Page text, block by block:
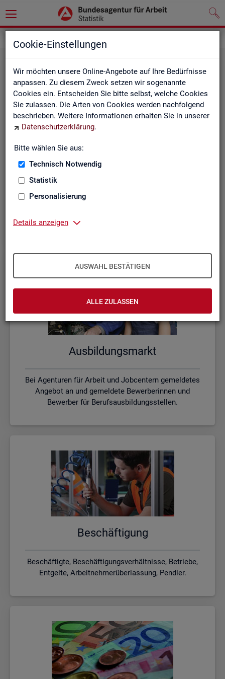
Cookie-Einstellungen
Wir möchten unsere Online-Angebote auf Ihre Bedürfnisse
anpassen. Zu diesem Zweck setzen wir sogenannte
Cookies ein. Entscheiden Sie bitte selbst, welche Cookies
Sie zulassen. Die Arten von Cookies werden nachfolgend
beschrieben. Weitere Informationen erhalten Sie in unserer
Datenschutzerklärung.
Bitte wählen Sie aus:
Technisch Notwendig
Statistik
Personalisierung
Details anzeigen
AUSWAHL BESTÄTIGEN
ALLE ZULASSEN
Un­ter­be­schäf­ti­gung
Wie viele Menschen suchen Arbeit oder haben
Beschäftigungsverhältnis fehlt?
Aus­bil­dungs­markt
Bei Agenturen für Arbeit und Jobcentern gemeldetes
Angebot an und gemeldete Bewerberinnen und
Bewerber für Berufsausbildungsstellen.
Be­schäf­ti­gung
Beschäftigte, Beschäftigungsverhältnisse, Betriebe,
Entgelte, Arbeitnehmerüberlassung, Pendler.